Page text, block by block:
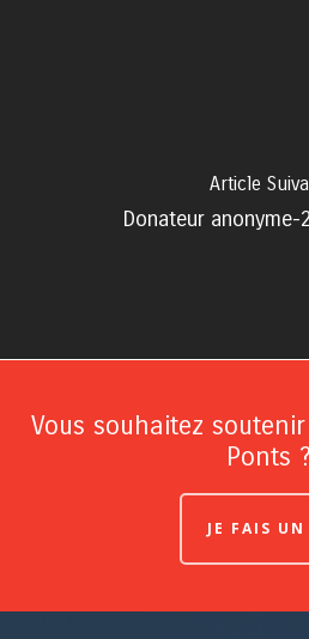
Article
Donateur
Vous souhaitez
Ponts ?
JE FAIS UN